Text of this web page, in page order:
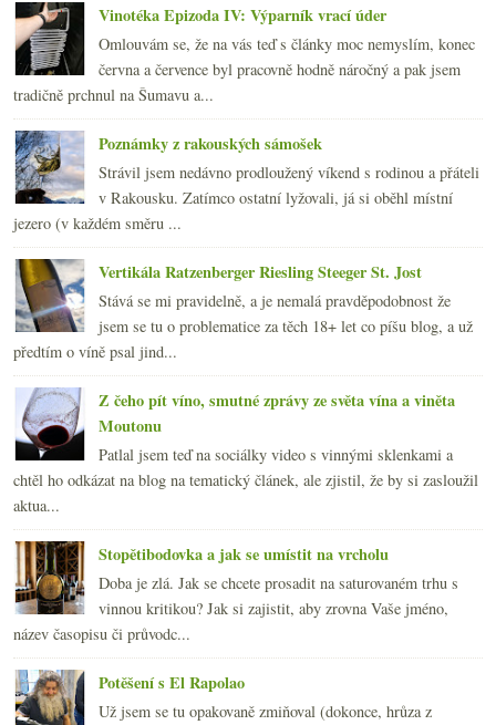
Vinotéka Epizoda IV: Výparník vrací úder
Omlouvám se, že na vás teď s články moc nemyslím, konec
června a července byl pracovně hodně náročný a pak jsem
tradičně prchnul na Šumavu a...
Poznámky z rakouských sámošek
Strávil jsem nedávno prodloužený víkend s rodinou a přáteli
v Rakousku. Zatímco ostatní lyžovali, já si oběhl místní
jezero (v každém směru ...
Vertikála Ratzenberger Riesling Steeger St. Jost
Stává se mi pravidelně, a je nemalá pravděpodobnost že
jsem se tu o problematice za těch 18+ let co píšu blog, a už
předtím o víně psal jind...
Z čeho pít víno, smutné zprávy ze světa vína a viněta
Moutonu
Patlal jsem teď na sociálky video s vinnými sklenkami a
chtěl ho odkázat na blog na tematický článek, ale zjistil, že by si zasloužil
aktua...
Stopětibodovka a jak se umístit na vrcholu
Doba je zlá. Jak se chcete prosadit na saturovaném trhu s
vinnou kritikou? Jak si zajistit, aby zrovna Vaše jméno,
název časopisu či průvodc...
Potěšení s El Rapolao
Už jsem se tu opakovaně zmiňoval (dokonce, hrůza z